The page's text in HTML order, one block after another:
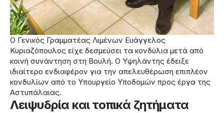
Ο Γενικός Γραμματέας Λιμένων Ευάγγελος
Κυριαζόπουλος είχε δεσμεύσει τα κονδύλια μετά από
κοινή συνάντηση στη Βουλή. Ο Υψηλάντης έδειξε
ιδιαίτερο ενδιαφέρον για την απελευθέρωση επιπλέον
κονδυλίων από το Υπουργείο Υποδομών προς έργα της
Αστυπάλαιας.
Λειψυδρία και τοπικά ζητήματα